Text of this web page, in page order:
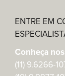
ENTRE EM
Conheça
(11) 9.6266-